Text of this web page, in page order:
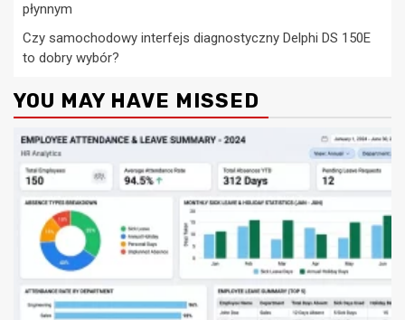
płynnym
Czy samochodowy interfejs diagnostyczny Delphi DS 150E
to dobry wybór?
YOU MAY HAVE MISSED